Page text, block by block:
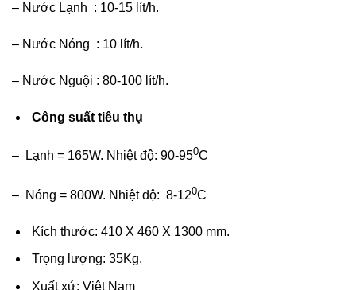
– Nước Lạnh : 10-15 lít/h.
– Nước Nóng : 10 lít/h.
– Nước Nguội : 80-100 lít/h.
Công suất tiêu thụ
– Lạnh = 165W. Nhiệt độ: 90-950C
– Nóng = 800W. Nhiệt độ: 8-120C
Kích thước: 410 X 460 X 1300 mm.
Trọng lượng: 35Kg.
Xuất xứ: Việt Nam